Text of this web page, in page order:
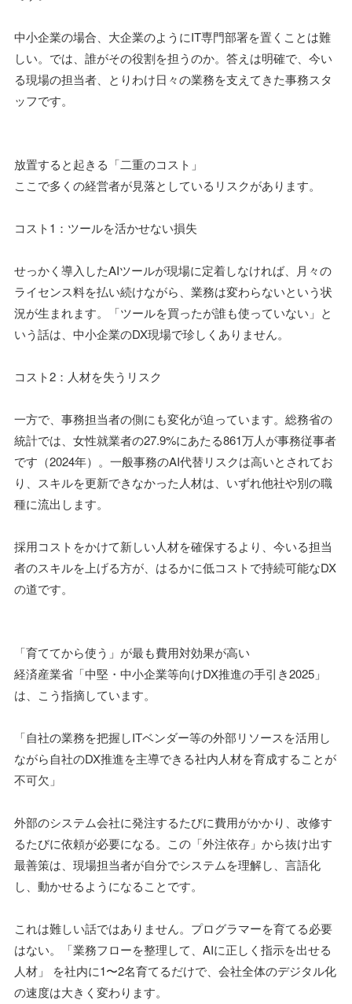
中小企業の場合、大企業のようにIT専門部署を置くことは難
しい。では、誰がその役割を担うのか。答えは明確で、今い
る現場の担当者、とりわけ日々の業務を支えてきた事務スタ
ッフです。
放置すると起きる「二重のコスト」
ここで多くの経営者が見落としているリスクがあります。
コスト1：ツールを活かせない損失
せっかく導入したAIツールが現場に定着しなければ、月々の
ライセンス料を払い続けながら、業務は変わらないという状
況が生まれます。「ツールを買ったが誰も使っていない」と
いう話は、中小企業のDX現場で珍しくありません。
コスト2：人材を失うリスク
一方で、事務担当者の側にも変化が迫っています。総務省の
統計では、女性就業者の27.9%にあたる861万人が事務従事者
です（2024年）。一般事務のAI代替リスクは高いとされてお
り、スキルを更新できなかった人材は、いずれ他社や別の職
種に流出します。
採用コストをかけて新しい人材を確保するより、今いる担当
者のスキルを上げる方が、はるかに低コストで持続可能なDX
の道です。
「育ててから使う」が最も費用対効果が高い
経済産業省「中堅・中小企業等向けDX推進の手引き2025」
は、こう指摘しています。
「自社の業務を把握しITベンダー等の外部リソースを活用し
ながら自社のDX推進を主導できる社内人材を育成することが
不可欠」
外部のシステム会社に発注するたびに費用がかかり、改修す
るたびに依頼が必要になる。この「外注依存」から抜け出す
最善策は、現場担当者が自分でシステムを理解し、言語化
し、動かせるようになることです。
これは難しい話ではありません。プログラマーを育てる必要
はない。「業務フローを整理して、AIに正しく指示を出せる
人材」 を社内に1〜2名育てるだけで、会社全体のデジタル化
の速度は大きく変わります。